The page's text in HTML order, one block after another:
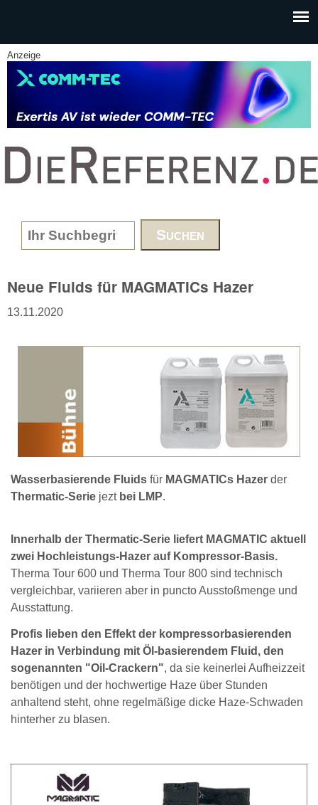
Anzeige
www.DieReferenz.de
Search form
Neue Fluids für MAGMATICs Hazer
13.11.2020
Wasserbasierende Fluids für MAGMATICs Hazer der
Thermatic-Serie jeztbei LMP.
Innerhalb der Thermatic-Serie liefert MAGMATIC aktuell
zwei Hochleistungs-Hazer auf Kompressor-Basis.
Therma Tour 600 und Therma Tour 800 sind technisch
vergleichbar, variieren aber in puncto Ausstoßmenge und
Ausstattung.
Profis lieben den Effekt der kompressorbasierenden
Hazer in Verbindung mit Öl-basierendem Fluid, den
sogenannten "Oil-Crackern", da sie keinerlei Aufheizzeit
benötigen und der hochwertige Haze über Stunden
anhaltend steht, ohne regelmäßige dicke Haze-Schwaden
hinterher zu blasen.